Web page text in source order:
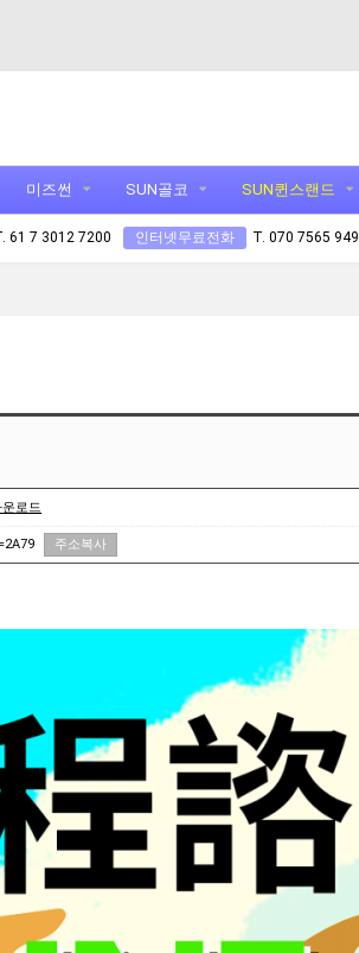
미즈썬 SUN골코 SUN퀸스랜드
61 7 3012 7200 인터넷무료전화 T. 070 7565
운로드
주소복사